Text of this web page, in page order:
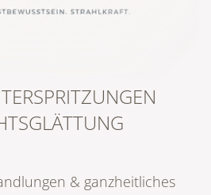
& ganzheitliches